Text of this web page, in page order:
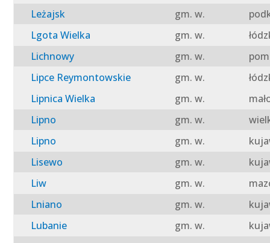
Leżajsk
gm. w.
Lgota Wielka
gm. w.
Lichnowy
gm. w.
Lipce Reymontowskie
gm. w.
Lipnica Wielka
gm. w.
Lipno
gm. w.
Lipno
gm. w.
Lisewo
gm. w.
Liw
gm. w.
Lniano
gm. w.
Lubanie
gm. w.